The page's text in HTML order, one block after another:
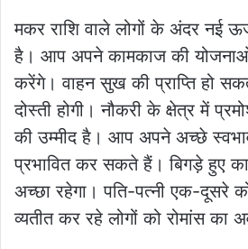
मकर राशि वाले लोगों के अंदर नई
है। आप अपने कामकाज की
करेंगे। वाहन सुख की प्राप्ति हो
दोस्ती होगी। नौकरी के क्षेत्र में
की उम्मीद है। आप अपने अच्छे
प्रभावित कर सकते हैं। बिगड़े हुए
अच्छा रहेगा। पति-पत्नी एक-दूसरे
व्यतीत कर रहे लोगों को रोमांस का